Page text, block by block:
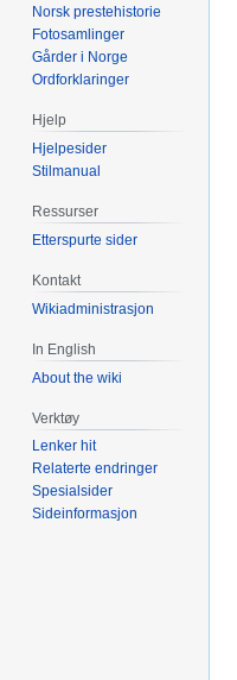
Norsk prestehistorie
Fotosamlinger
Gårder i Norge
Ordforklaringer
Hjelp
Hjelpesider
Stilmanual
Ressurser
Etterspurte sider
Kontakt
Wikiadministrasjon
In English
About the wiki
Verktøy
Lenker hit
Relaterte endringer
Spesialsider
Sideinformasjon